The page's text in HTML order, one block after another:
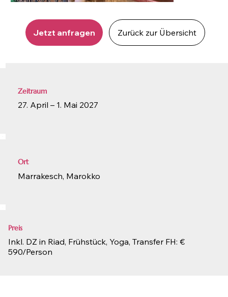
Zurück zur Übersicht
Jetzt anfragen
27. April – 1. Mai 2027
Zeitraum
Ort
Marrakesch, Marokko
Preis
Inkl. DZ in Riad, Frühstück, Yoga, Transfer FH: €
590/Person